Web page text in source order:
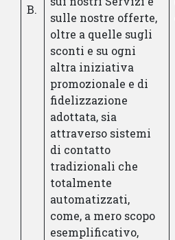
B.
sulle nostre offerte,
oltre a quelle sugli
sconti e su ogni
altra iniziativa
promozionale e di
fidelizzazione
adottata, sia
attraverso sistemi
di contatto
tradizionali che
totalmente
automatizzati,
come, a mero scopo
esemplificativo,